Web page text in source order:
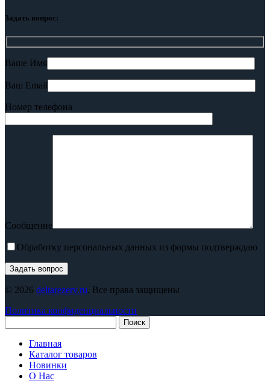
Задать вопрос:
Ваше Имя
Ваш Email
Номер телефона
Сообщение
Обработку персональных данных из формы подтверждаю
© 2026 deltarezerv.ru. Все права защищены
Политика конфиденциальности
Поиск
Главная
Каталог товаров
Новинки
О Нас